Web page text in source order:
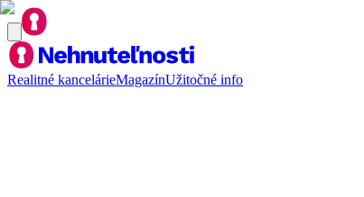
Realitné kancelárieMagazínUžitočné info